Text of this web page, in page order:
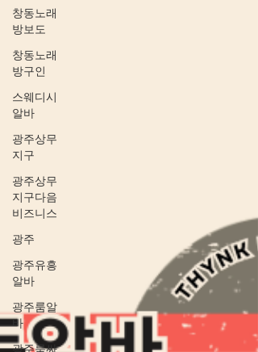
창동노래
방보도
창동노래
방구인
스웨디시
알바
광주상무
지구
광주상무
지구다음
비즈니스
광주
광주유흥
알바
광주룸알
바
광주룸싸
심으로 으로 정리한 안내입니다. 창동노래방
알바 보도 1. “도우미 알바”가 의미하는 것 먼
저 정확히 짚고 갈 부분입니다. 창동 등 지역
서 흔히 말하는 노래방 도우미 알바 는 손님
대 기본적인 대화 분위기 관리 와 같이 합법
인 접객 서비스 중심 의 일자리를 의미할 수
고,반대로 불법적인 성적 행위 를 전제로 하
일은대한민국 법령 상 불법 영업·성매매 에
당하며그런 경우 수입 여부와 상관없이 법적
처벌 대상입니다. 즉, 아래 설명은 합법적으
운영되는 업소에서의 접객·응대 중심 일자리
를 기준으로 합니다. 2. 수입 구조의 기본 창
노래방 도우미 알바 수입은 보통 다음과 같은
구조를 갖습니다: ✅ 기본 시급 매장과 업종에
따라 매우 다양 보통 기본 시급 +